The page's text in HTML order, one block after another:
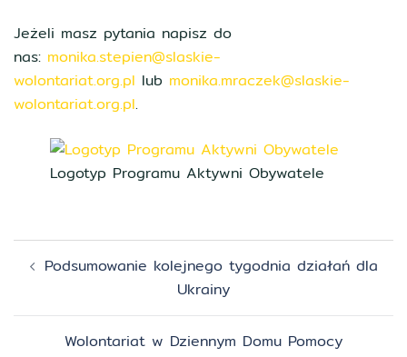
Jeżeli masz pytania napisz do
nas: monika.stepien@slaskie-
wolontariat.org.pl lub monika.mraczek@slaskie-
wolontariat.org.pl.
Logotyp Programu Aktywni Obywatele
Zobacz
wpisy
Podsumowanie kolejnego tygodnia działań dla
Ukrainy
Wolontariat w Dziennym Domu Pomocy